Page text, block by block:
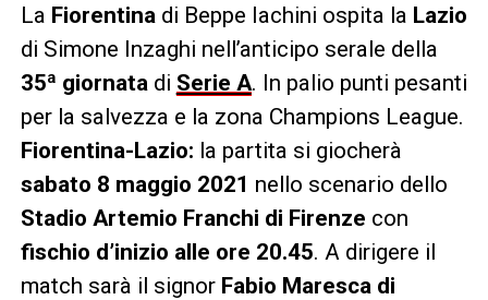
La Fiorentina di Beppe Iachini ospita la Lazio
di Simone Inzaghi nell’anticipo serale della
35ª giornata di Serie A. In palio punti pesanti
per la salvezza e la zona Champions League.
Fiorentina-Lazio: la partita si giocherà
sabato 8 maggio 2021 nello scenario dello
Stadio Artemio Franchi di Firenze con
fischio d’inizio alle ore 20.45. A dirigere il
match sarà il signor Fabio Maresca di